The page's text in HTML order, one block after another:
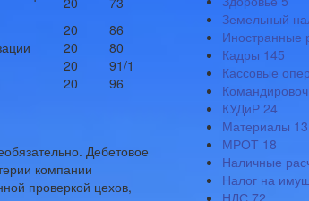
20
86
20
80
20
91/1
20 96
Дебетовое
компании
проверкой цехов,
Земельный
Иностранные
Кадры 145
Кассовые
КУДиР 24
Материалы 13
МРОТ 18
Наличные
Налог на
НДС 72